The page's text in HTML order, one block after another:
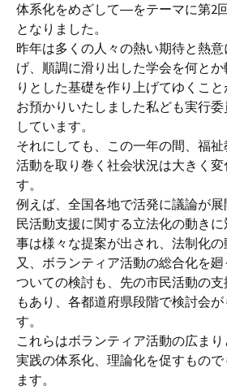
体系化をめざして―をテーマに第2
となりました。
昨年は多くの人々の熱い期待と熱
げ、順調に滑り出した学会を何と
りとした基礎を作り上げてゆくこ
お預かりいたしました私ども実行
しています。
それにしても、この一年の間、福
活動を取り巻く社会状況は大きく変
す。
例えば、全国各地で活発に議論が
民活動支援に関する立法化の動き
事は様々な提案が出され、法制化の
又、ボランティア活動の総合化を
ついての検討も、先の市民活動の
もあり、各都道府県段階で検討会
す。
これらはボランティア活動の広まり
実践の体系化、理論化を促すもの
ます。